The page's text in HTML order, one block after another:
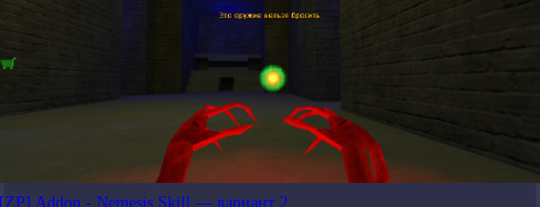
[ZP] Addon - Nemesis Skill — вариант 2